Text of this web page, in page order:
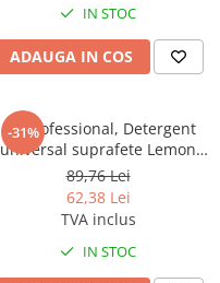
IN STOC
ADAUGA IN COS
-31%
Cif Professional, Detergent
universal suprafete Lemon
Fresh, 5L
89,76 Lei
62,38 Lei
TVA inclus
IN STOC